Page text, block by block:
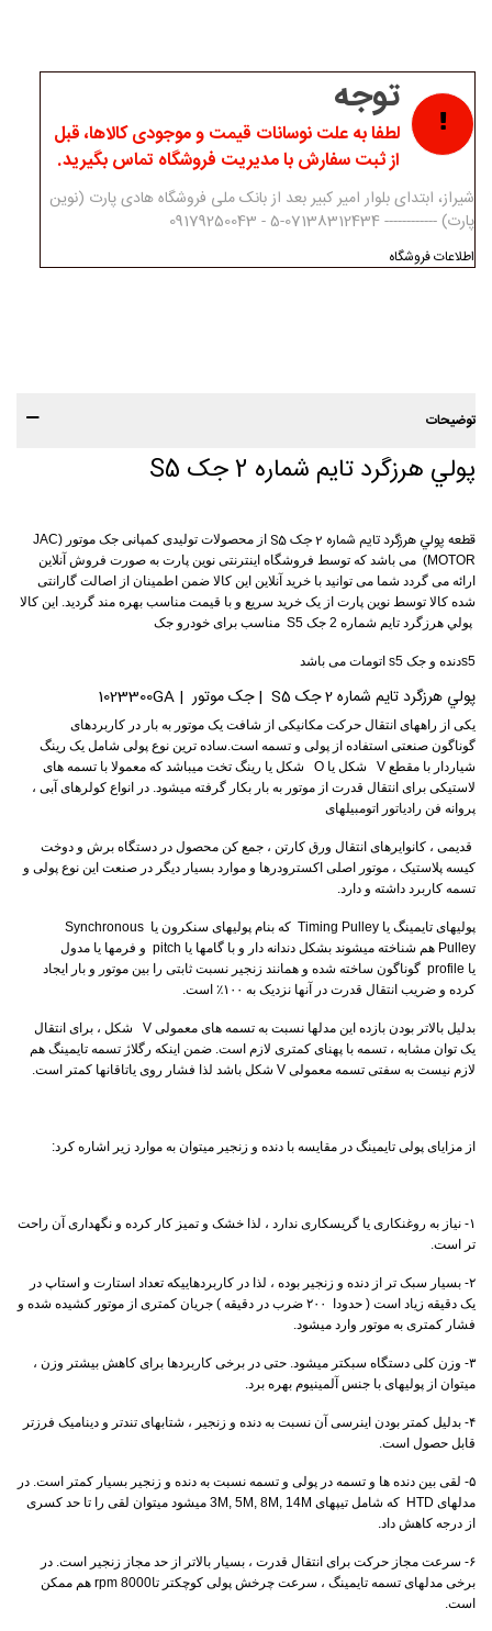
توجه
لطفا به علت نوسانات قیمت و موجودی کالاها، قبل
از ثبت سفارش با مدیریت فروشگاه تماس بگیرید.
شیراز، ابتدای بلوار امیر کبیر بعد از بانک ملی فروشگاه هادی پارت (نوین
پارت) ------------ 07138312434-5 - 09179250043
اطلاعات فروشگاه
توضیحات
پولي هرزگرد تايم شماره 2 جک S5
قطعه پولي هرزگرد تايم شماره 2 جک S5
از محصولات تولیدی کمپانی جک موتور (JAC
MOTOR) می باشد که توسط فروشگاه اینترنتی نوین پارت به صورت فروش آنلاین
ارائه می گردد شما می توانید با خرید آنلاین این کالا ضمن اطمینان از اصالت گارانتی
شده کالا توسط نوین پارت از یک خرید سریع و با قیمت مناسب بهره مند گردید. این کالا
پولي هرزگرد تايم شماره 2 جک S5 مناسب برای خودرو جک
s5دنده و جک s5 اتومات می باشد
پولي هرزگرد تايم شماره 2 جک S5 | جک موتور | 1023300GA
یکی از راههای انتقال حرکت مکانیکی از شافت یک موتور به بار در کاربردهای
گوناگون صنعتی استفاده از پولی و تسمه است.ساده ترین نوع پولی شامل یک رینگ
شیاردار با مقطع V شکل یا O شکل یا رینگ تخت میباشد که معمولا با تسمه های
لاستیکی برای انتقال قدرت از موتور به بار بکار گرفته میشود. در انواع کولرهای آبی ،
پروانه فن رادیاتور اتومبیلهای
قدیمی ، کانوایرهای انتقال ورق کارتن ، جمع کن محصول در دستگاه برش و دوخت
کیسه پلاستیک ، موتور اصلی اکسترودرها و موارد بسیار دیگر در صنعت این نوع پولی و
تسمه کاربرد داشته و دارد.
پولیهای تایمینگ یا Timing Pulley که بنام پولیهای سنکرون یا Synchronous
Pulley هم شناخته میشوند بشکل دندانه دار و با گامها یا pitch و فرمها یا مدول
یا profile گوناگون ساخته شده و همانند زنجیر نسبت ثابتی را بین موتور و بار ایجاد
کرده و ضریب انتقال قدرت در آنها نزدیک به ۱۰۰٪ است.
بدلیل بالاتر بودن بازده این مدلها نسبت به تسمه های معمولی V شکل ، برای انتقال
یک توان مشابه ، تسمه با پهنای کمتری لازم است. ضمن اینکه رگلاژ تسمه تایمینگ هم
لازم نیست به سفتی تسمه معمولی V شکل باشد لذا فشار روی یاتاقانها کمتر است.
از مزایای پولی تایمینگ در مقایسه با دنده و زنجیر میتوان به موارد زیر اشاره کرد‌:
۱- نیاز به روغنکاری یا گریسکاری ندارد ، لذا خشک و تمیز کار کرده و نگهداری آن راحت
تر است.
۲- بسیار سبک تر از دنده و زنجیر بوده ، لذا در کاربردهاییکه تعداد استارت و استاپ در
یک دقیقه زیاد است ( حدودا ۲۰۰ ضرب در دقیقه ) جریان کمتری از موتور کشیده شده و
فشار کمتری به موتور وارد میشود.
۳- وزن کلی دستگاه سبکتر میشود. حتی در برخی کاربردها برای کاهش بیشتر وزن ،
میتوان از پولیهای با جنس آلمینیوم بهره برد.
۴- بدلیل کمتر بودن اینرسی آن نسبت به دنده و زنجیر ، شتابهای تندتر و دینامیک فرزتر
قابل حصول است.
۵- لقی بین دنده ها و تسمه در پولی و تسمه نسبت به دنده و زنجیر بسیار کمتر است. در
مدلهای HTD که شامل تیپهای 3M, 5M, 8M, 14M میشود میتوان لقی را تا حد کسری
از درجه کاهش داد.
۶- سرعت مجاز حرکت برای انتقال قدرت ، بسیار بالاتر از حد مجاز زنجیر است. در
برخی مدلهای تسمه تایمینگ ، سرعت چرخش پولی کوچکتر تا8000 rpm هم ممکن
است.